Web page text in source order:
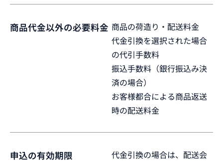
商品代金以外の必要料金 商品の荷造り・配送料金
代金引換を選択された場合
の代引手数料
振込手数料（銀行振込み決
済の場合）
お客様都合による商品返送
時の配送料金
申込の有効期限
代金引換の場合は、配送会